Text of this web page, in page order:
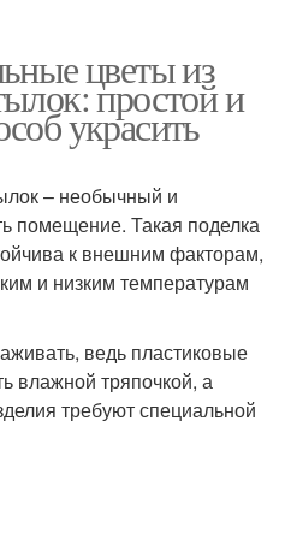
цветы из
простой и
украсить
– необычный и
помещение. Такая поделка
к внешним факторам,
и низким температурам
ведь пластиковые
влажной тряпочкой, а
требуют специальной